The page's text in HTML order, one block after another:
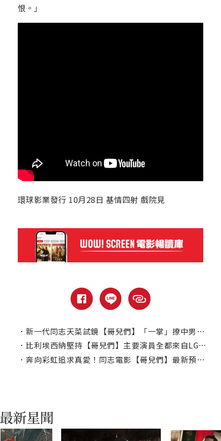
恨。」
環球影業發行 10月28日 基情四射 戲院見
． 新一代同志天菜試鏡【哥兒們】「一掌」撩中男主角：就是他了！
． 比利埃西納堅持【哥兒們】主要演員全都來自LGBTQ+族群
． 奔向彩虹追求真愛！同志電影【哥兒們】最新預告又甜又爆笑